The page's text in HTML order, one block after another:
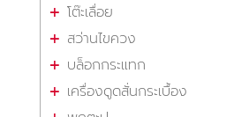
โต๊ะเลื่อย
สว่านไขควง
บล็อกกระแทก
เครื่องดูดสั่นกระเบื้อง